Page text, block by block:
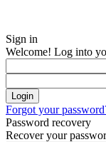
Sign in
Welcome! Log into
Forgot your
Password recovery
Recover your